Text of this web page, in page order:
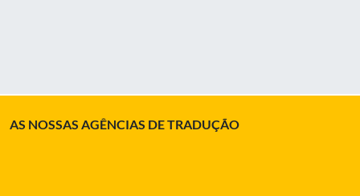
AS NOSSAS AGÊNCIAS DE TRADUÇÃO